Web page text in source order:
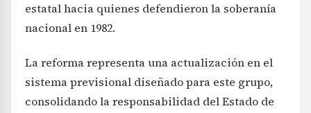
estatal hacia quienes defendieron la soberanía
nacional en 1982.
La reforma representa una actualización en el
sistema previsional diseñado para este grupo,
consolidando la responsabilidad del Estado de